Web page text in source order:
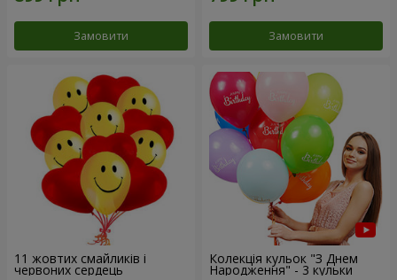
Замовити Замовити
11 жовтих смайликів і
червоних сердець
Колекція кульок "З Днем
Народження" - 3 кульки